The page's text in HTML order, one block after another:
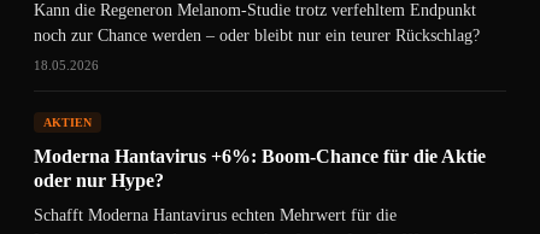
Kann die Regeneron Melanom-Studie trotz verfehltem Endpunkt
noch zur Chance werden – oder bleibt nur ein teurer Rückschlag?
18.05.2026
AKTIEN
Moderna Hantavirus +6%: Boom-Chance für die Aktie
oder nur Hype?
Schafft Moderna Hantavirus echten Mehrwert für die